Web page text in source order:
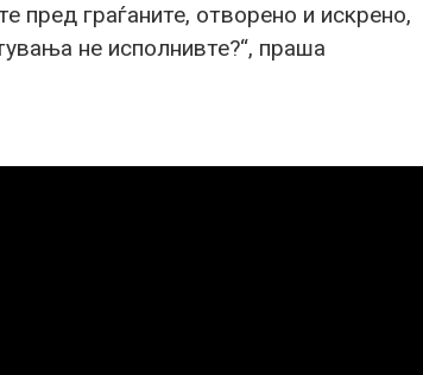
пред граѓаните, отворено и искрено,
не исполнивте?“, праша